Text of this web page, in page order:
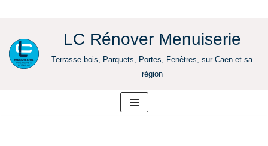
Aller
au
LC Rénover Menuiserie
Terrasse bois, Parquets, Portes, Fenêtres, sur Caen et sa
région